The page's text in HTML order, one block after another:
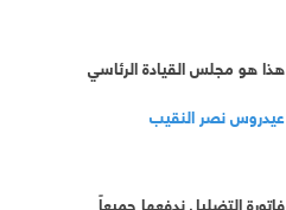
هذا هو مجلس القيادة الرئاسي
عيدروس نصر النقيب
فاتورة التضليل ندفعها جميعاً